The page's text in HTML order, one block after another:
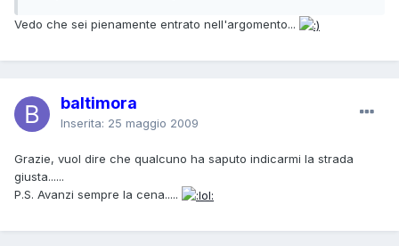
Vedo che sei pienamente entrato nell'argomento...
baltimora
Inserita: 25 maggio 2009
Grazie, vuol dire che qualcuno ha saputo indicarmi la strada
giusta......
P.S. Avanzi sempre la cena.....